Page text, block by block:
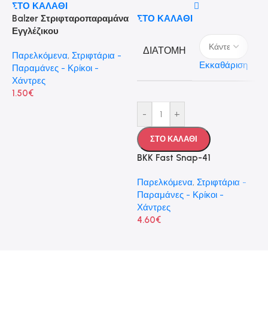
ΣΤΟ ΚΑΛΑΘΙ
Balzer Στριφταροπαραμάνα
Εγγλέζικου
Παρελκόμενα, Στριφτάρια -
Παραμάνες - Κρίκοι -
Χάντρες
1.50€
ΣΤΟ ΚΑΛΑΘΙ
ΔΙΑΤΟΜΗ
Εκκαθάριση
- +
ΣΤΟ ΚΑΛΑΘΙ
BKK Fast Snap-41
Παρελκόμενα, Στριφτάρια -
Παραμάνες - Κρίκοι -
Χάντρες
4.60€